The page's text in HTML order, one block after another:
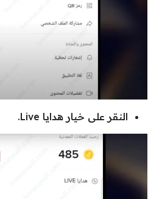
النقر على خيار هدايا Live.